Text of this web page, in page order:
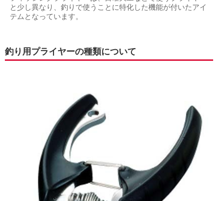
と少し異なり、釣りで使うことに特化した機能が付いたアイ
テムとなっています。
釣り用プライヤーの種類について